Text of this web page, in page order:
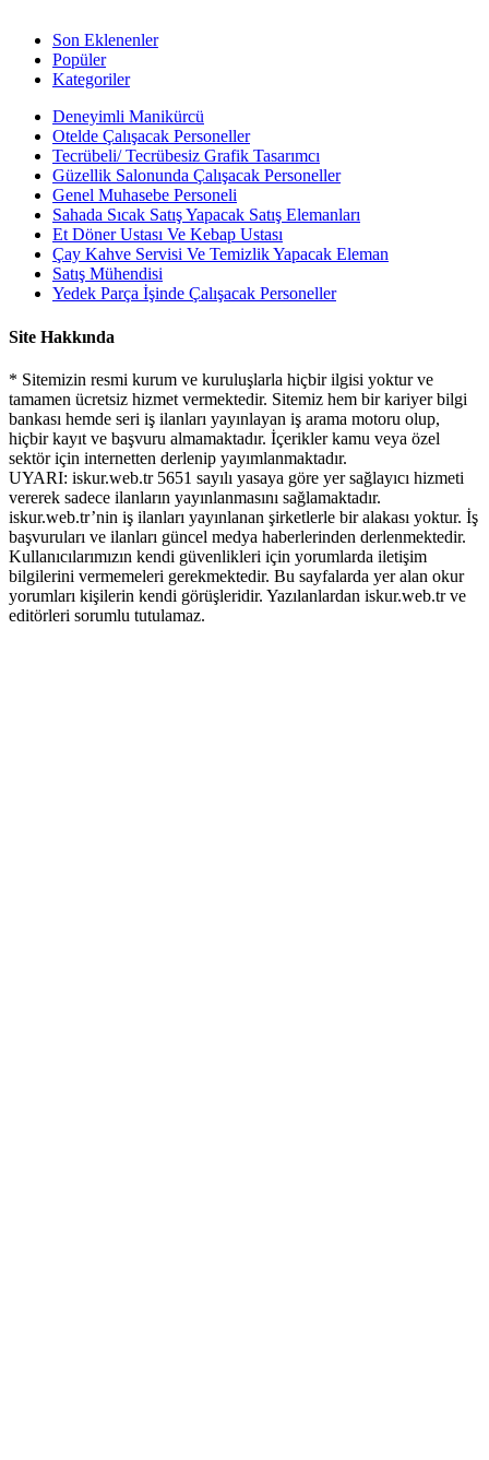
Son Eklenenler
Popüler
Kategoriler
Deneyimli Manikürcü
Otelde Çalışacak Personeller
Tecrübeli/ Tecrübesiz Grafik Tasarımcı
Güzellik Salonunda Çalışacak Personeller
Genel Muhasebe Personeli
Sahada Sıcak Satış Yapacak Satış Elemanları
Et Döner Ustası Ve Kebap Ustası
Çay Kahve Servisi Ve Temizlik Yapacak Eleman
Satış Mühendisi
Yedek Parça İşinde Çalışacak Personeller
Site Hakkında
* Sitemizin resmi kurum ve kuruluşlarla hiçbir ilgisi yoktur ve
tamamen ücretsiz hizmet vermektedir. Sitemiz hem bir kariyer bilgi
bankası hemde seri iş ilanları yayınlayan iş arama motoru olup,
hiçbir kayıt ve başvuru almamaktadır. İçerikler kamu veya özel
sektör için internetten derlenip yayımlanmaktadır.
UYARI: iskur.web.tr 5651 sayılı yasaya göre yer sağlayıcı hizmeti
vererek sadece ilanların yayınlanmasını sağlamaktadır.
iskur.web.tr’nin iş ilanları yayınlanan şirketlerle bir alakası yoktur. İş
başvuruları ve ilanları güncel medya haberlerinden derlenmektedir.
Kullanıcılarımızın kendi güvenlikleri için yorumlarda iletişim
bilgilerini vermemeleri gerekmektedir. Bu sayfalarda yer alan okur
yorumları kişilerin kendi görüşleridir. Yazılanlardan iskur.web.tr ve
editörleri sorumlu tutulamaz.